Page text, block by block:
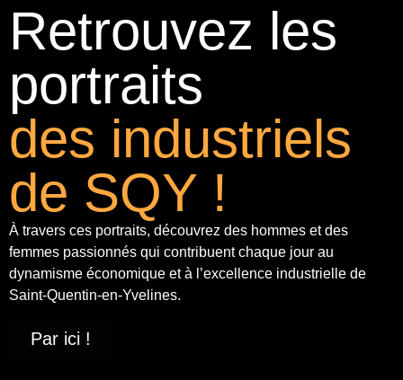
Retrouvez les
portraits
des industriels
de SQY !
À travers ces portraits, découvrez des hommes et des
femmes passionnés qui contribuent chaque jour au
dynamisme économique et à l’excellence industrielle de
Saint-Quentin-en-Yvelines.
Par ici !